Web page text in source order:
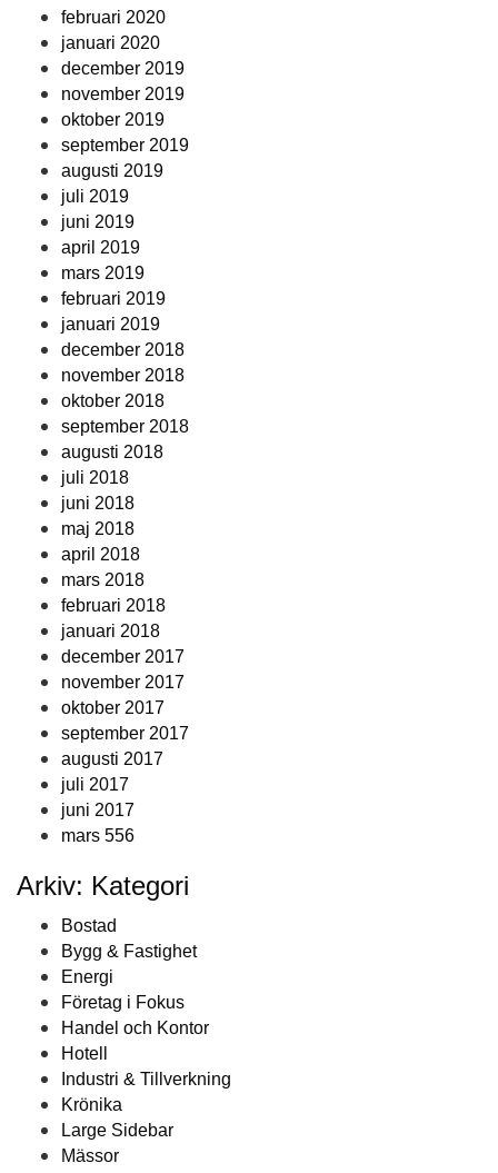
februari 2020
januari 2020
december 2019
november 2019
oktober 2019
september 2019
augusti 2019
juli 2019
juni 2019
april 2019
mars 2019
februari 2019
januari 2019
december 2018
november 2018
oktober 2018
september 2018
augusti 2018
juli 2018
juni 2018
maj 2018
april 2018
mars 2018
februari 2018
januari 2018
december 2017
november 2017
oktober 2017
september 2017
augusti 2017
juli 2017
juni 2017
mars 556
Arkiv: Kategori
Bostad
Bygg & Fastighet
Energi
Företag i Fokus
Handel och Kontor
Hotell
Industri & Tillverkning
Krönika
Large Sidebar
Mässor